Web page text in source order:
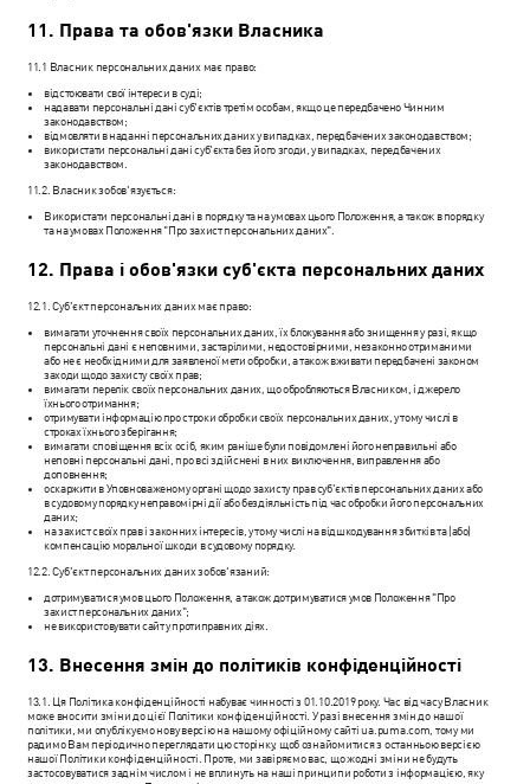
11. Права та обов'язки Власника
11.1 Власник персональних даних має право:
відстоювати свої інтереси в суді;
надавати персональні дані суб'єктів третім особам, якщо це передбачено Чинним
законодавством;
відмовляти в наданні персональних даних у випадках, передбачених законодавством;
використати персональні дані суб'єкта без його згоди, у випадках, передбачених
законодавством.
11.2. Власник зобов'язується:
Використати персональні дані в порядку та на умовах цього Положення, а також в порядку
та на умовах Положення "Про захист персональних даних".
12. Права і обов'язки суб'єкта персональних даних
12.1. Суб'єкт персональних даних має право:
вимагати уточнення своїх персональних даних, їх блокування або знищення у разі, якщо
персональні дані є неповними, застарілими, недостовірними, незаконно отриманими
або не є необхідними для заявленої мети обробки, а також вживати передбачені законом
заходи щодо захисту своїх прав;
вимагати перелік своїх персональних даних, що обробляються Власником, і джерело
їхнього отримання;
отримувати інформацію про строки обробки своїх персональних даних, у тому числі в
строках їхнього зберігання;
вимагати сповіщення всіх осіб, яким раніше були повідомлені його неправильні або
неповні персональні дані, про всі здійснені в них виключення, виправлення або
доповнення;
оскаржити в Уповноваженому органі щодо захисту прав суб'єктів персональних даних або
в судовому порядку неправомірні дії або бездіяльність під час обробки його персональних
даних;
на захист своїх прав і законних інтересів, у тому числі на відшкодування збитків та (або)
компенсацію моральної шкоди в судовому порядку.
12.2. Суб'єкт персональних даних зобов'язаний:
дотримуватися умов цього Положення, а також дотримуватися умов Положення "Про
захист персональних даних";
не використовувати сайт у протиправних діях.
13. Внесення змін до політиків конфіденційності
13.1. Ця Політика конфіденційності набуває чинності з 01.10.2019 року. Час від часу Власник
може вносити зміни до цієї Політики конфіденційності. У разі внесення змін до нашої
політики, ми опублікуємо нову версію на нашому офіційному сайті ua.puma.com, тому ми
радимо Вам періодично переглядати цю сторінку, щоб ознайомитися з останньою версією
нашої Політики конфіденційності. Проте, ми завіряємо вас, що жодні зміни не будуть
застосовуватися заднім числом і не вплинуть на наші принципи роботи з інформацією, яку